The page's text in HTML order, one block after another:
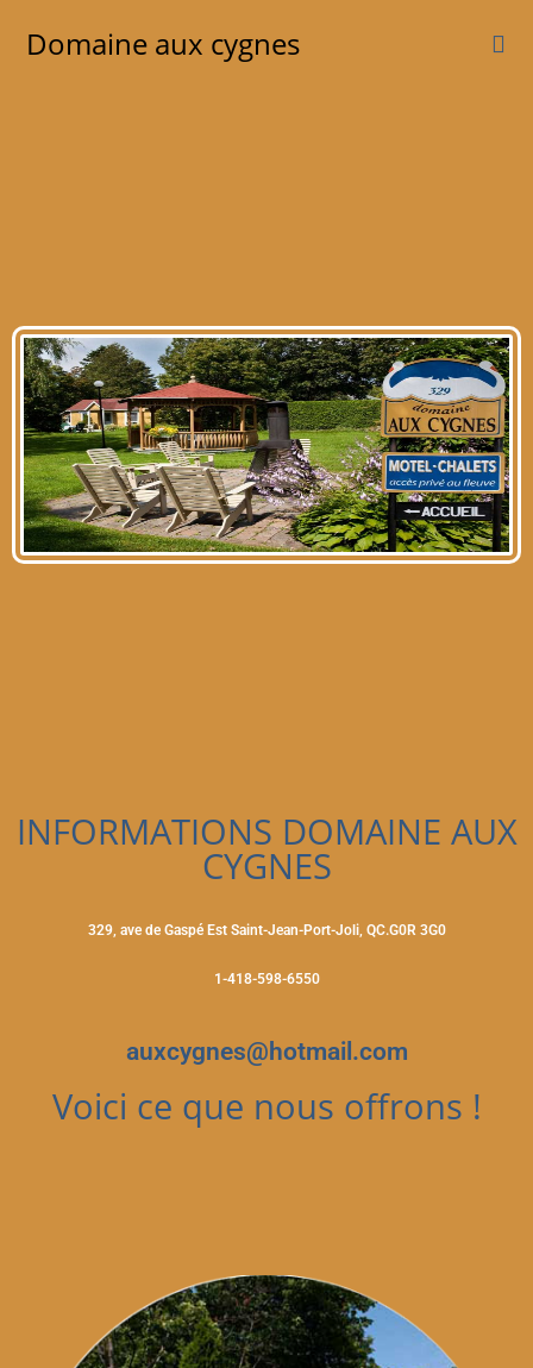
Domaine aux cygnes
INFORMATIONS DOMAINE AUX
CYGNES
329, ave de Gaspé Est Saint-Jean-Port-Joli, QC.G0R 3G0
1-418-598-6550
auxcygnes@hotmail.com
Voici ce que nous offrons !